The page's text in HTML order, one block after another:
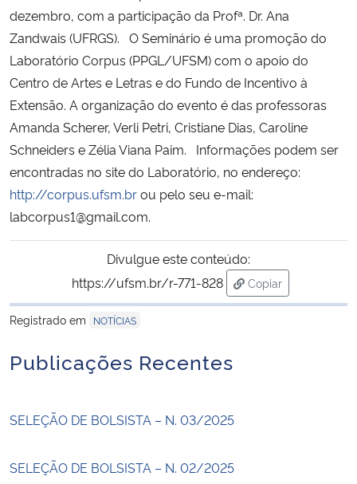
dezembro, com a participação da Profª. Dr. Ana
Zandwais (UFRGS). O Seminário é uma promoção do
Laboratório Corpus (PPGL/UFSM) com o apoio do
Centro de Artes e Letras e do Fundo de Incentivo à
Extensão. A organização do evento é das professoras
Amanda Scherer, Verli Petri, Cristiane Dias, Caroline
Schneiders e Zélia Viana Paim. Informações podem ser
encontradas no site do Laboratório, no endereço:
http://corpus.ufsm.brou pelo seu e-mail:
labcorpus1@gmail.com.
Divulgue este conteúdo:
https://ufsm.br/r-771-828
Copiar
para área de
Registrado em
NOTÍCIAS
Publicações Recentes
SELEÇÃO DE BOLSISTA – N. 03/2025
SELEÇÃO DE BOLSISTA – N. 02/2025